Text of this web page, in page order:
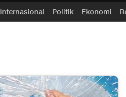
Internasional Politik Ekonomi